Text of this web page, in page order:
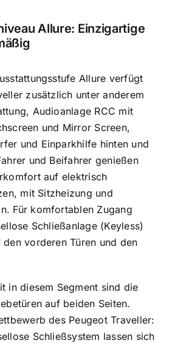
Allure: Einzigartige
Allure verfügt
zusätzlich unter anderem
Audioanlage RCC mit
und Mirror Screen,
und Einparkhilfe hinten und
und Beifahrer genießen
auf elektrisch
mit Sitzheizung und
Für komfortablen Zugang
Schließanlage (Keyless)
den vorderen Türen und den
in diesem Segment sind die
auf beiden Seiten.
des Peugeot Traveller:
Schließsystem lassen sich